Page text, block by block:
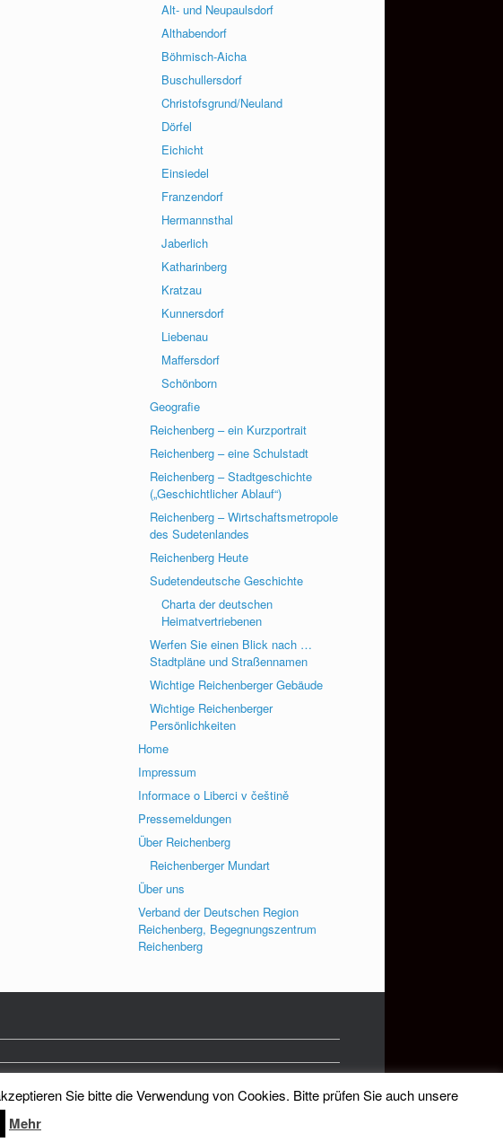
Alt- und Neupaulsdorf
Althabendorf
Böhmisch-Aicha
Buschullersdorf
Christofsgrund/Neuland
Dörfel
Eichicht
Einsiedel
Franzendorf
Hermannsthal
Jaberlich
Katharinberg
Kratzau
Kunnersdorf
Liebenau
Maffersdorf
Schönborn
Geografie
Reichenberg – ein Kurzportrait
Reichenberg – eine Schulstadt
Reichenberg – Stadtgeschichte
(„Geschichtlicher Ablauf“)
Reichenberg – Wirtschaftsmetropole
des Sudetenlandes
Reichenberg Heute
Sudetendeutsche Geschichte
Charta der deutschen
Heimatvertriebenen
Werfen Sie einen Blick nach …
Stadtpläne und Straßennamen
Wichtige Reichenberger Gebäude
Wichtige Reichenberger
Persönlichkeiten
Home
Impressum
Informace o Liberci v češtině
Pressemeldungen
Über Reichenberg
Reichenberger Mundart
Über uns
Verband der Deutschen Region
Reichenberg, Begegnungszentrum
Reichenberg
SiteOrigin
Sie bitte die Verwendung von Cookies. Bitte prüfen Sie auch unsere
Mehr